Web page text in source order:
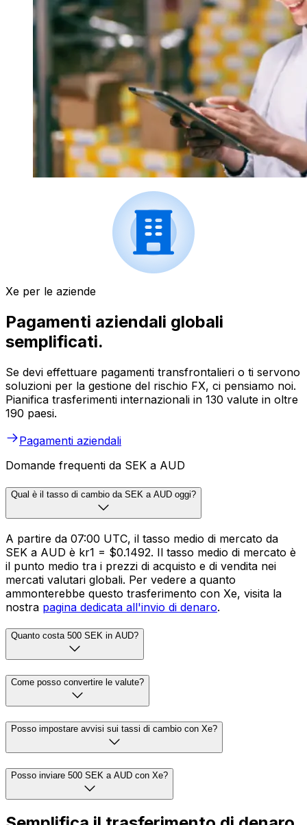
Xe per le aziende
Pagamenti aziendali globali
semplificati.
Se devi effettuare pagamenti transfrontalieri o ti servono
soluzioni per la gestione del rischio FX, ci pensiamo noi.
Pianifica trasferimenti internazionali in 130 valute in oltre
190 paesi.
Pagamenti aziendali
Domande frequenti da SEK a AUD
Qual è il tasso di cambio da SEK a AUD oggi?
A partire da 07:00 UTC, il tasso medio di mercato da
SEK a AUD è kr1 = $0.1492. Il tasso medio di mercato è
il punto medio tra i prezzi di acquisto e di vendita nei
mercati valutari globali. Per vedere a quanto
ammonterebbe questo trasferimento con Xe, visita la
nostra pagina dedicata all'invio di denaro.
Quanto costa 500 SEK in AUD?
Come posso convertire le valute?
Posso impostare avvisi sui tassi di cambio con Xe?
Posso inviare 500 SEK a AUD con Xe?